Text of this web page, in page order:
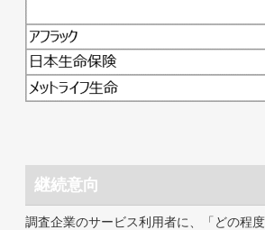
継続意向
調査企業のサービス利用者に、「どの程